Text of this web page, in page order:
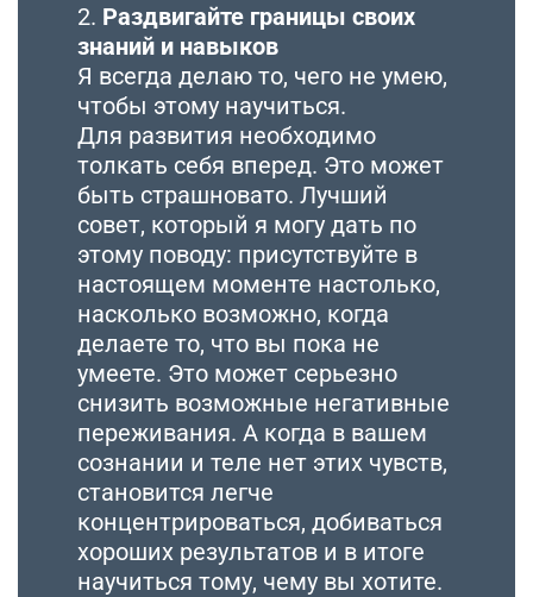
2. Раздвигайте границы своих
знаний и навыков
Я всегда делаю то, чего не умею,
чтобы этому научиться.
Для развития необходимо
толкать себя вперед. Это может
быть страшновато. Лучший
совет, который я могу дать по
этому поводу: присутствуйте в
настоящем моменте настолько,
насколько возможно, когда
делаете то, что вы пока не
умеете. Это может серьезно
снизить возможные негативные
переживания. А когда в вашем
сознании и теле нет этих чувств,
становится легче
концентрироваться, добиваться
хороших результатов и в итоге
научиться тому, чему вы хотите.